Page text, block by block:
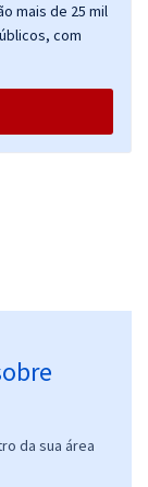
mais de 25 mil
com
da sua área